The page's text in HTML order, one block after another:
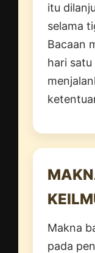
itu
selama
Bacaan
hari satu
Makna
pada